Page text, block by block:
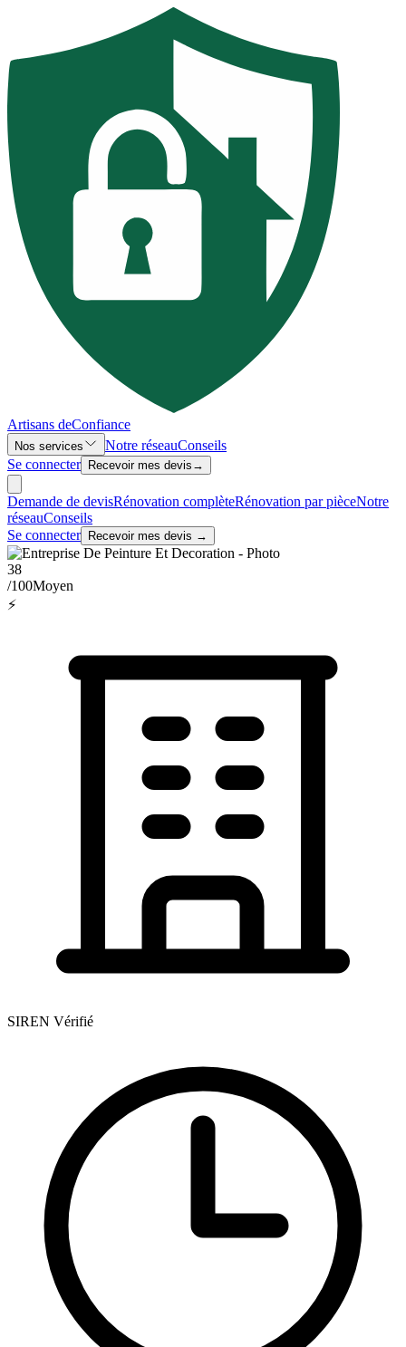
Artisans deConfiance
Nos services Notre réseauConseils
Se connecter
Recevoir mes devis →
Demande de devisRénovation complèteRénovation par pièceNotre
réseauConseils
Se connecter
Recevoir mes devis →
38
/100Moyen
⚡
SIREN Vérifié